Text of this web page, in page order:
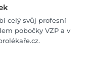
celý svůj profesní
pobočky VZP a v